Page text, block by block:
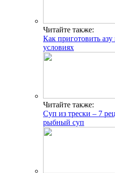
Читайте также:
Как приготовить
условиях
Читайте также:
Суп из трески – 7
рыбный суп